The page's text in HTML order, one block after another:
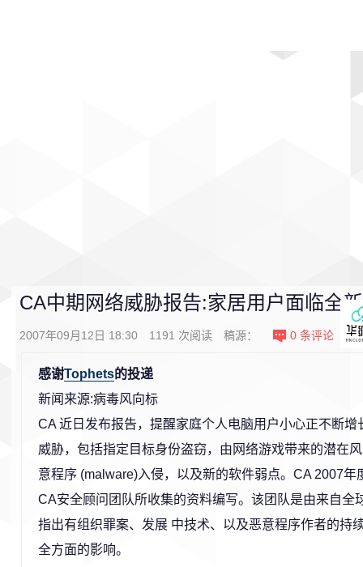
CA中期网络威胁报告:家居用户面临全
2007年09月12日 18:30 1191 次阅读 稿源： 0 条评论
感谢Tophets的投递
新闻来源:病毒风向标
CA 近日发布报告，提醒家庭个人电脑用户小心正不断增
威胁，包括指定目标身份盗窃，由网络游戏带来的潜在
意程序 (malware)入侵，以及新的软件弱点。CA 2007
CA安全顾问团队所收集的资料编写。该团队是由来自全
指出有组织罪案、发展 中技术、以及恶意程序作者的持
全方面的影响。